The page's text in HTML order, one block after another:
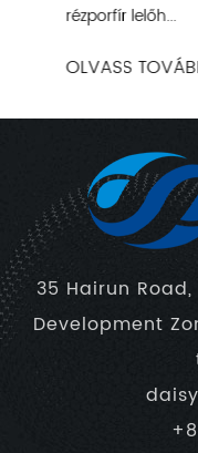
rézporfír lelőh...
OLVASS TOVÁBB
35 Hairun
Development